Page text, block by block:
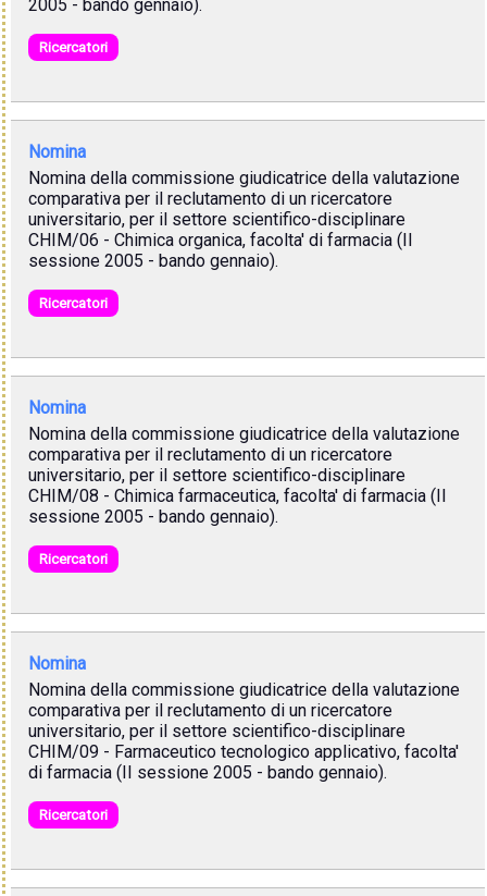
2005 - bando gennaio).
Ricercatori
Nomina
Nomina della commissione giudicatrice della valutazione
comparativa per il reclutamento di un ricercatore
universitario, per il settore scientifico-disciplinare
CHIM/06 - Chimica organica, facolta' di farmacia (II
sessione 2005 - bando gennaio).
Ricercatori
Nomina
Nomina della commissione giudicatrice della valutazione
comparativa per il reclutamento di un ricercatore
universitario, per il settore scientifico-disciplinare
CHIM/08 - Chimica farmaceutica, facolta' di farmacia (II
sessione 2005 - bando gennaio).
Ricercatori
Nomina
Nomina della commissione giudicatrice della valutazione
comparativa per il reclutamento di un ricercatore
universitario, per il settore scientifico-disciplinare
CHIM/09 - Farmaceutico tecnologico applicativo, facolta'
di farmacia (II sessione 2005 - bando gennaio).
Ricercatori